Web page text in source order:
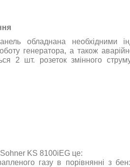
обладнана необхідними
генератора, а також
2 шт. розеток змінного
KS 8100iEG це:
газу в порівнянні з